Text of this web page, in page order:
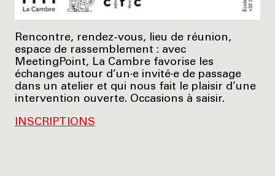
Rencontre, rendez-vous, lieu de réunion,
espace de rassemblement : avec
MeetingPoint, La Cambre favorise les
échanges autour d’un·e invité·e de passage
dans un atelier et qui nous fait le plaisir d’une
intervention ouverte. Occasions à saisir.
INSCRIPTIONS